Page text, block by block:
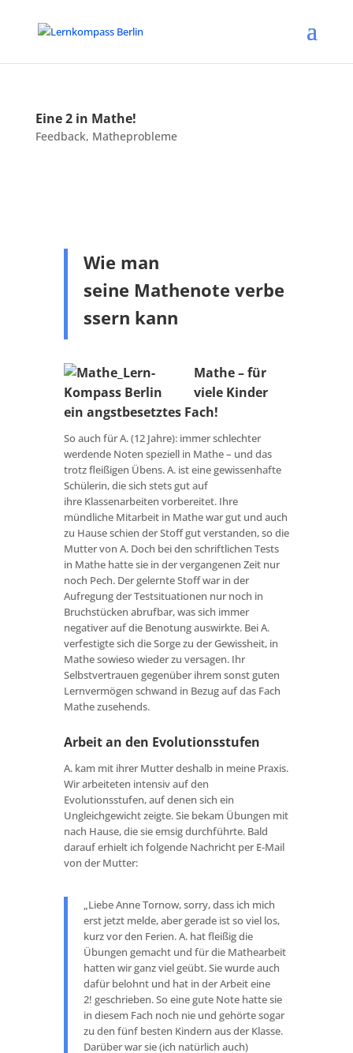
Eine 2 in Mathe!
Feedback, Matheprobleme
Wie man
seine Mathenote verbe
ssern kann
Mathe – für
viele Kinder
ein angstbesetztes Fach!
So auch für A. (12 Jahre): immer schlechter
werdende Noten speziell in Mathe – und das
trotz fleißigen Übens. A. ist eine gewissenhafte
Schülerin, die sich stets gut auf
ihre Klassenarbeiten vorbereitet. Ihre
mündliche Mitarbeit in Mathe war gut und auch
zu Hause schien der Stoff gut verstanden, so die
Mutter von A. Doch bei den schriftlichen Tests
in Mathe hatte sie in der vergangenen Zeit nur
noch Pech. Der gelernte Stoff war in der
Aufregung der Testsituationen nur noch in
Bruchstücken abrufbar, was sich immer
negativer auf die Benotung auswirkte. Bei A.
verfestigte sich die Sorge zu der Gewissheit, in
Mathe sowieso wieder zu versagen. Ihr
Selbstvertrauen gegenüber ihrem sonst guten
Lernvermögen schwand in Bezug auf das Fach
Mathe zusehends.
Arbeit an den Evolutionsstufen
A. kam mit ihrer Mutter deshalb in meine Praxis.
Wir arbeiteten intensiv auf den
Evolutionsstufen, auf denen sich ein
Ungleichgewicht zeigte. Sie bekam Übungen mit
nach Hause, die sie emsig durchführte. Bald
darauf erhielt ich folgende Nachricht per E-Mail
von der Mutter:
„Liebe Anne Tornow, sorry, dass ich mich
erst jetzt melde, aber gerade ist so viel los,
kurz vor den Ferien. A. hat fleißig die
Übungen gemacht und für die Mathearbeit
hatten wir ganz viel geübt. Sie wurde auch
dafür belohnt und hat in der Arbeit eine
2! geschrieben. So eine gute Note hatte sie
in diesem Fach noch nie und gehörte sogar
zu den fünf besten Kindern aus der Klasse.
Darüber war sie (ich natürlich auch)